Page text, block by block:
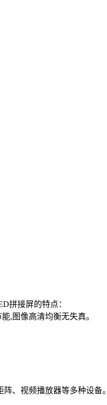
拼接屏的特点：
,图像高清均衡无失真。
、视频播放器等多种设备。